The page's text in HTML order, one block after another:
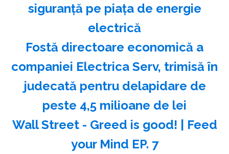
siguranţă pe piaţa de energie
electrică
Fostă directoare economică a
companiei Electrica Serv, trimisă în
judecată pentru delapidare de
peste 4,5 milioane de lei
Wall Street - Greed is good! | Feed
your Mind EP. 7